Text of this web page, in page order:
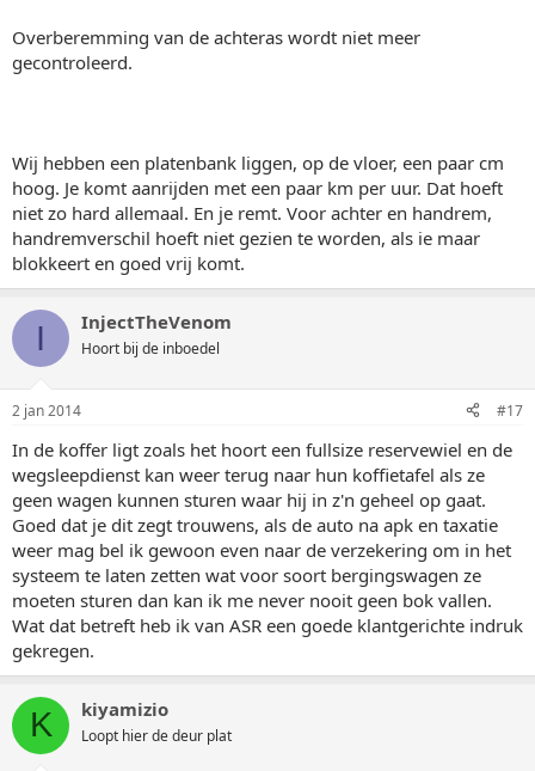
Overberemming van de achteras wordt niet meer
gecontroleerd.
Wij hebben een platenbank liggen, op de vloer, een paar cm
hoog. Je komt aanrijden met een paar km per uur. Dat hoeft
niet zo hard allemaal. En je remt. Voor achter en handrem,
handremverschil hoeft niet gezien te worden, als ie maar
blokkeert en goed vrij komt.
I InjectTheVenom
Hoort bij de inboedel
2 jan 2014 #17
In de koffer ligt zoals het hoort een fullsize reservewiel en de
wegsleepdienst kan weer terug naar hun koffietafel als ze
geen wagen kunnen sturen waar hij in z'n geheel op gaat.
Goed dat je dit zegt trouwens, als de auto na apk en taxatie
weer mag bel ik gewoon even naar de verzekering om in het
systeem te laten zetten wat voor soort bergingswagen ze
moeten sturen dan kan ik me never nooit geen bok vallen.
Wat dat betreft heb ik van ASR een goede klantgerichte indruk
gekregen.
K kiyamizio
Loopt hier de deur plat